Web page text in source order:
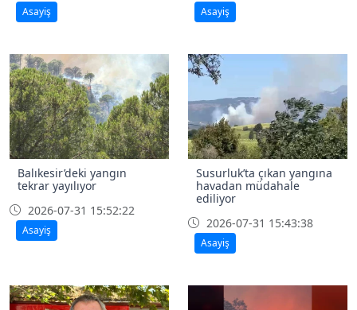
Asayiş Asayiş
Balıkesir’deki yangın
tekrar yayılıyor
2026-07-31 15:52:22
Asayiş
Susurluk’ta çıkan yangına
havadan müdahale
ediliyor
2026-07-31 15:43:38
Asayiş